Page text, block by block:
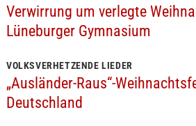
Verwirrung um verlegte
Lüneburger Gymnasium
VOLKSVERHETZENDE LIEDER
„Ausländer-Raus“-
Deutschland